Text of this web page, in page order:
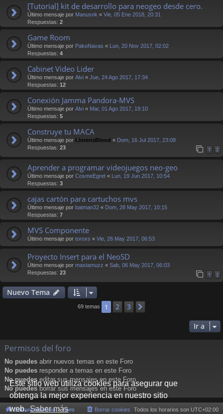
Este sitio web utiliza cookies para asegurar que
obtenga la mejor experiencia en nuestro sitio
web.Saber más
[Tutorial] kit de desarrollo para neogeo desde cero.
Último mensaje por Manusnk « Vie, 05 Ene 2018, 20:31
Respuestas: 2
Game Room
Último mensaje por PakoNavas « Lun, 20 Nov 2017, 02:02
Respuestas: 4
Cabinet Video Lider
Último mensaje por Alvi « Jue, 24 Ago 2017, 17:34
Respuestas: 12
Conexión Jamma Pandora-MVS
Último mensaje por Alvi « Mar, 01 Ago 2017, 19:10
Respuestas: 5
Construye tu MACA
Último mensaje por LlorensBlood « Dom, 16 Jul 2017, 23:08
Respuestas: 23 1 2
Aprender a programar videojuegos neo-geo
Último mensaje por CosmeEgret « Lun, 19 Jun 2017, 10:54
Respuestas: 3
cajas cartón para cartuchos mvs
Último mensaje por batman32 « Dom, 28 May 2017, 10:15
Respuestas: 7
MVS Componente
Último mensaje por toroxs « Vie, 26 May 2017, 06:53
Proyecto Insert para el NeoSD
Último mensaje por mastamuzz « Sab, 06 May 2017, 06:03
Respuestas: 23 1 2
Nuevo Tema
69 temas 1 2 3
Ir a
Permisos del foro
No puedes abrir nuevos temas en este Foro
No puedes responder a temas en este Foro
No puedes editar sus mensajes en este Foro
No puedesborrar sus mensajes en este Foro
Cultura NeoGeo Foro Todos los horarios son UTC+02:00
Borrar cookies